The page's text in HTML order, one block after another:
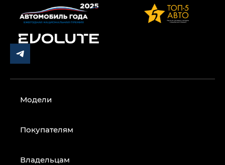
Модели
Покупателям
Владельцам